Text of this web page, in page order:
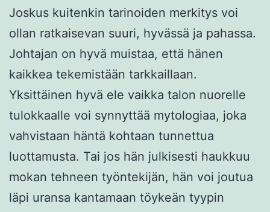
Joskus kuitenkin tarinoiden merkitys voi
ollan ratkaisevan suuri, hyvässä ja pahassa.
Johtajan on hyvä muistaa, että hänen
kaikkea tekemistään tarkkaillaan.
Yksittäinen hyvä ele vaikka talon nuorelle
tulokkaalle voi synnyttää mytologiaa, joka
vahvistaan häntä kohtaan tunnettua
luottamusta. Tai jos hän julkisesti haukkuu
mokan tehneen työntekijän, hän voi joutua
läpi uransa kantamaan töykeän tyypin